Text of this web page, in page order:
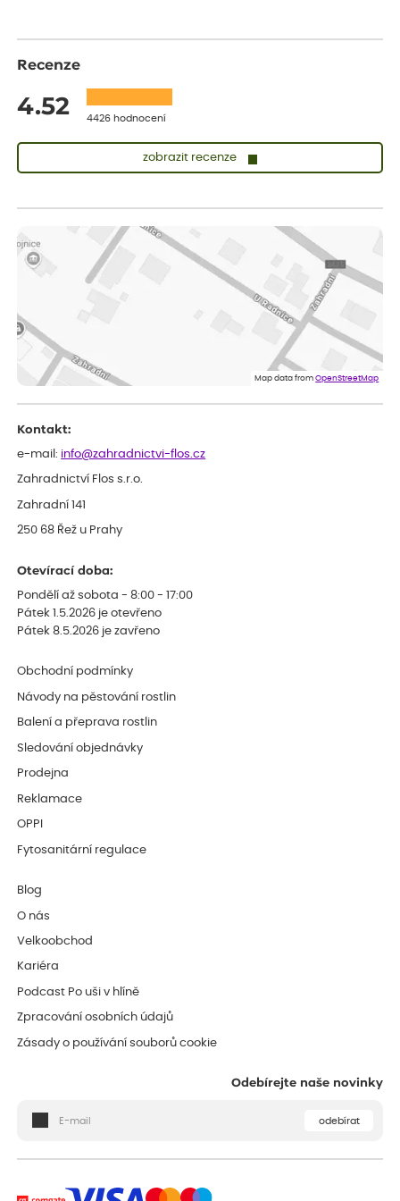
Recenze
4.52 4426 hodnocení
zobrazit recenze
Vše přišlo velice rychle krásně zabalené. Rostlinky po přesazení
velice dobře prospívají
Jarda
Dobrý den, byli jsme spokojeni
Eshop, objednání bylo v pořádku, žádný problém. Jen jsem byla
smutná z dodávky jedné kytky, která nebyla v nejlepší kondici a i
Map data fromOpenStreetMap
Kontakt:
e-mail: info@zahradnictvi-flos.cz
Zahradnictví Flos s.r.o.
Zahradní 141
250 68 Řež u Prahy
Otevírací doba:
Pondělí až sobota - 8:00 - 17:00
Pátek 1.5.2026 je otevřeno
Pátek 8.5.2026 je zavřeno
Obchodní podmínky
Návody na pěstování rostlin
Balení a přeprava rostlin
Sledování objednávky
Prodejna
Reklamace
OPPI
Fytosanitární regulace
Blog
O nás
Velkoobchod
Kariéra
Podcast Po uši v hlíně
Zpracování osobních údajů
Zásady o používání souborů cookie
Odebírejte naše novinky
odebírat